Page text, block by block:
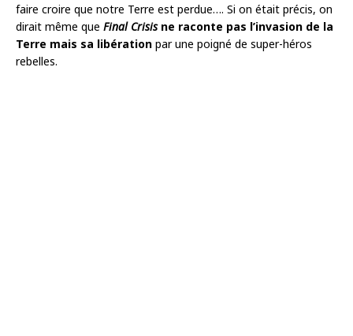
faire croire que notre Terre est perdue…. Si on était précis, on
dirait même que Final Crisisne raconte pas l’invasion de la
Terre mais sa libération par une poigné de super-héros
rebelles.